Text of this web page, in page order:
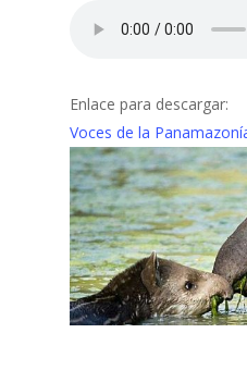
Enlace para descargar:
Voces de la